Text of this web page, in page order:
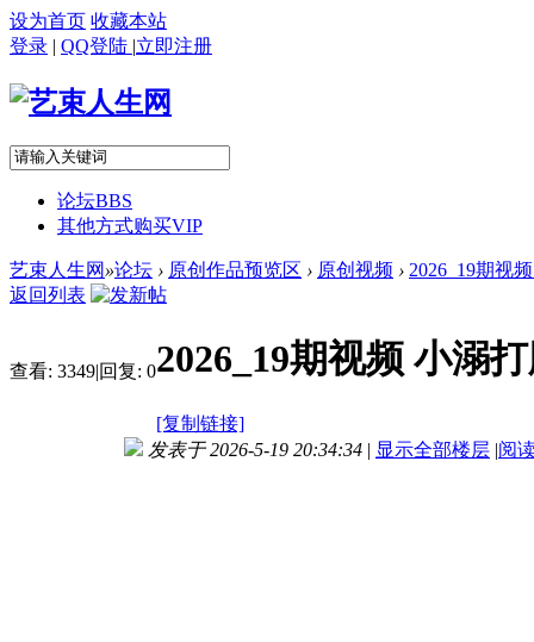
设为首页 收藏本站
登录 | QQ登陆 |立即注册
论坛BBS
其他方式购买VIP
艺束人生网 »论坛 › 原创作品预览区 › 原创视频 › 2026_19期视
返回列表
查看: 3349|回复: 02026_19期视频 小溺
[复制链接]
发表于 2026-5-19 20:34:34 | 显示全部楼层 |阅